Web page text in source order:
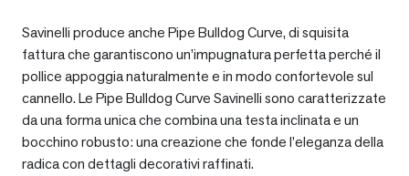
Savinelli produce anche Pipe Bulldog Curve, di squisita
fattura che garantiscono un’impugnatura perfetta perché il
pollice appoggia naturalmente e in modo confortevole sul
cannello. Le Pipe Bulldog Curve Savinelli sono caratterizzate
da una forma unica che combina una testa inclinata e un
bocchino robusto: una creazione che fonde l’eleganza della
radica con dettagli decorativi raffinati.